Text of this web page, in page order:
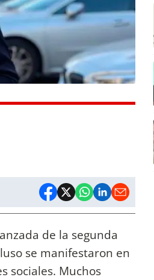
de la segunda
se manifestaron en
sociales. Muchos